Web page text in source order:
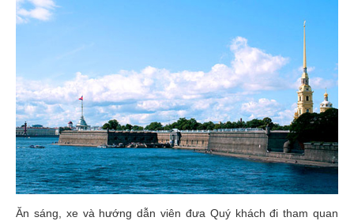
Ăn sáng, xe và hướng dẫn viên đưa Quý khách đi tham quan